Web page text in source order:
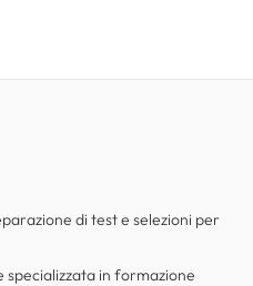
di test e selezioni per
specializzata in formazione